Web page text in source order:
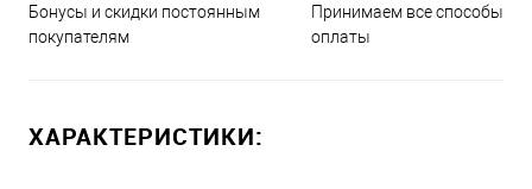
Бонусы и скидки постоянным
покупателям
Принимаем все способы
оплаты
ХАРАКТЕРИСТИКИ: